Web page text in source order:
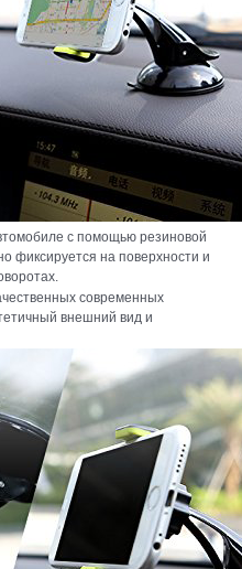
с помощью резиновой
фиксируется на поверхности и
современных
внешний вид и